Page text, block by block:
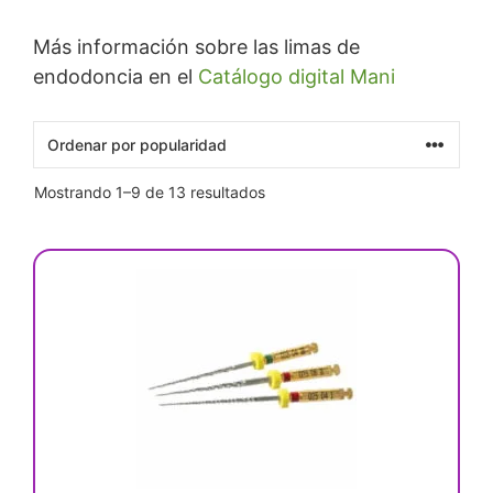
Más información sobre las limas de
endodoncia en el Catálogo digital Mani
Mostrando 1–9 de 13 resultadosOrdenado